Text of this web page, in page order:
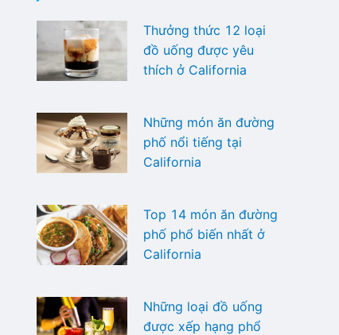
Thưởng thức 12 loại
đồ uống được yêu
thích ở California
Những món ăn đường
phố nổi tiếng tại
California
Top 14 món ăn đường
phố phổ biến nhất ở
California
Những loại đồ uống
được xếp hạng phổ